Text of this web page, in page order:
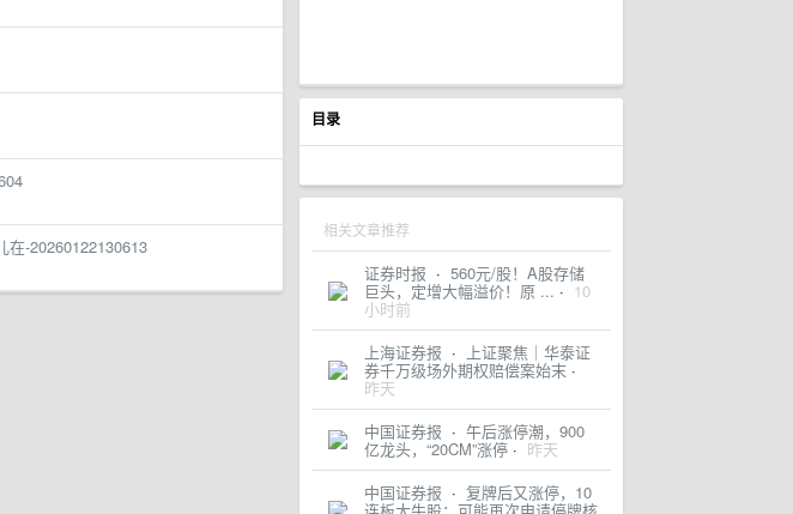
目录
相关文章推荐
证券时报 · 560元/股！A股存储
巨头，定增大幅溢价！原 ... · 10
小时前
上海证券报 · 上证聚焦｜华泰证
券千万级场外期权赔偿案始末 ·
昨天
中国证券报 · 午后涨停潮，900
亿龙头，“20CM”涨停 · 昨天
中国证券报 · 复牌后又涨停，10
-20260122130613